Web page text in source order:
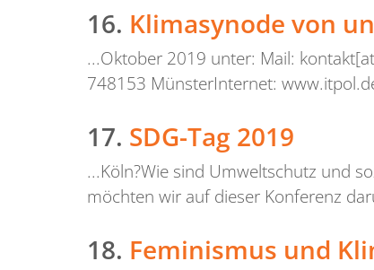
16. Klimasynode von
...Oktober 2019 unter: Mail:
748153 MünsterInternet:
17. SDG-Tag 2019
...Köln?Wie sind Umweltschutz und
möchten wir auf dieser Konferenz
18. Feminismus und